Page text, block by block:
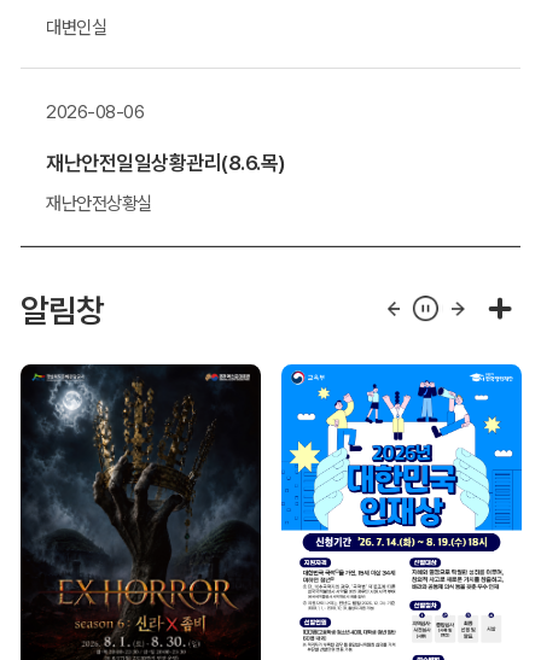
대변인실
2026-08-06
재난안전일일상황관리(8.6.목)
재난안전상황실
알림창